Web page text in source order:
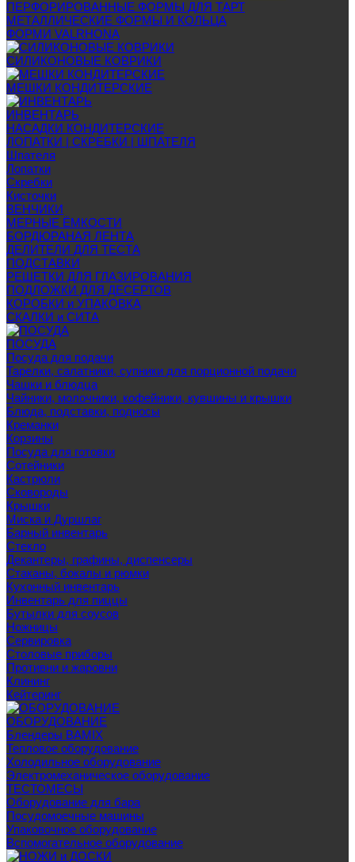
ПЕРФОРИРОВАННЫЕ ФОРМЫ ДЛЯ ТАРТ
МЕТАЛЛИЧЕСКИЕ ФОРМЫ И КОЛЬЦА
ФОРМИ VALRHONA
СИЛИКОНОВЫЕ КОВРИКИ
МЕШКИ КОНДИТЕРСКИЕ
ИНВЕНТАРЬ
НАСАДКИ КОНДИТЕРСКИЕ
ЛОПАТКИ | СКРЕБКИ | ШПАТЕЛЯ
Шпателя
Лопатки
Скребки
Кисточки
ВЕНЧИКИ
МЕРНЫЕ ЁМКОСТИ
БОРДЮРАНАЯ ЛЕНТА
ДЕЛИТЕЛИ ДЛЯ ТЕСТА
ПОДСТАВКИ
РЕШЕТКИ ДЛЯ ГЛАЗИРОВАНИЯ
ПОДЛОЖКИ ДЛЯ ДЕСЕРТОВ
КОРОБКИ и УПАКОВКА
СКАЛКИ и СИТА
ПОСУДА
Посуда для подачи
Тарелки, салатники, супники для порционной подачи
Чашки и блюдца
Чайники, молочники, кофейники, кувшины и крышки
Блюда, подставки, подносы
Креманки
Корзины
Посуда для готовки
Сотейники
Кастрюли
Сковороды
Крышки
Миска и Дуршлаг
Барный инвентарь
Стекло
Декантеры, графины, диспенсеры
Стаканы, бокалы и рюмки
Кухонный инвентарь
Инвентарь для пиццы
Бутылки для соусов
Ножницы
Сервировка
Столовые приборы
Противни и жаровни
Клининг
Кейтеринг
ОБОРУДОВАНИЕ
Блендеры BAMIX
Тепловое оборудование
Холодильное оборудование
Электромеханическое оборудование
ТЕСТОМЕСЫ
Оборудование для бара
Посудомоечные машины
Упаковочное оборудование
Вспомогательное оборудование